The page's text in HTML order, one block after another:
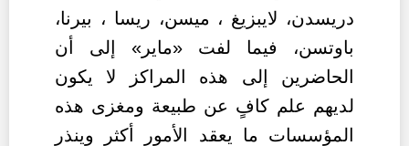
دريسدن، لايبزيغ ، ميسن، ريسا ، بيرنا،
باوتسن، فيما لفت «ماير» إلى أن
الحاضرين إلى هذه المراكز لا يكون
لديهم علم كافٍ عن طبيعة ومغزى هذه
المؤسسات ما يعقد الأمور أكثر وينذر